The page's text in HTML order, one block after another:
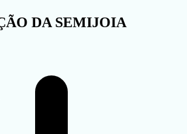
DA SEMIJOIA